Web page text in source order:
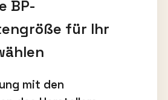
BP-
für Ihr
mit den